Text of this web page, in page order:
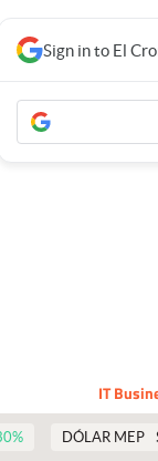
IT
% DÓLAR MEP
Sign in to El